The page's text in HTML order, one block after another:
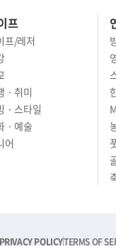
프
프/레저
· 취미
· 스타일
· 예술
어
PRIVACY POLICYTERMS OF